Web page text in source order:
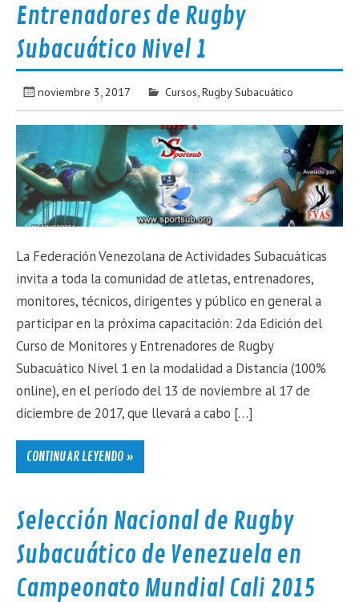
Entrenadores de Rugby
Subacuático Nivel 1
noviembre 3, 2017 Cursos Rugby Subacuático
La Federación Venezolana de Actividades Subacuáticas
invita a toda la comunidad de atletas, entrenadores,
monitores, técnicos, dirigentes y público en general a
participar en la próxima capacitación: 2da Edición del
Curso de Monitores y Entrenadores de Rugby
Subacuático Nivel 1 en la modalidad a Distancia (100%
online), en el período del 13 de noviembre al 17 de
diciembre de 2017, que llevará a cabo […]
CONTINUAR LEYENDO »
Selección Nacional de Rugby
Subacuático de Venezuela en
Campeonato Mundial Cali 2015